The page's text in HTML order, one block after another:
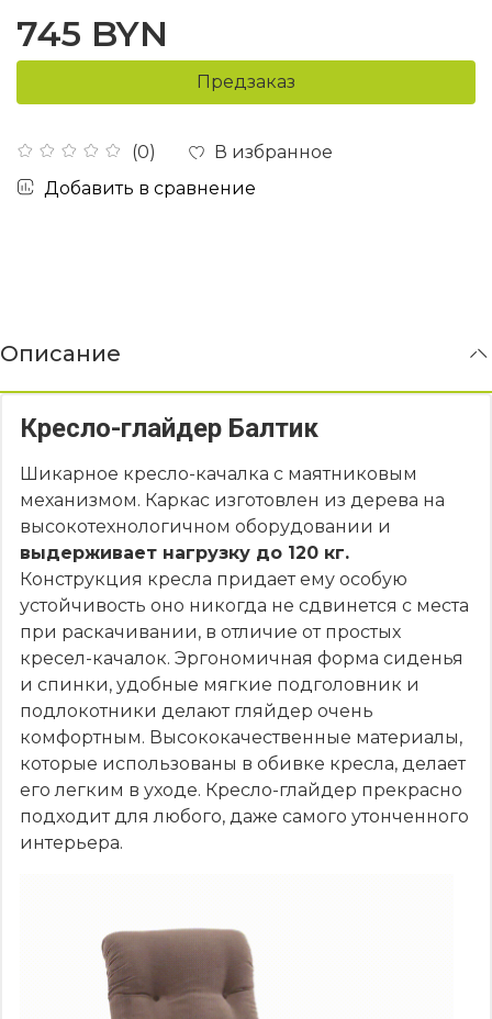
(0)
В избранное
Добавить в сравнение
745 BYN
Предзаказ
Описание
Кресло-глайдер Балтик
Шикарное кресло-качалка с маятниковым
механизмом. Каркас изготовлен из дерева на
высокотехнологичном оборудовании и
выдерживает нагрузку до 120 кг.
Конструкция кресла придает ему особую
устойчивость оно никогда не сдвинется с места
при раскачивании, в отличие от простых
кресел-качалок. Эргономичная форма сиденья
и спинки, удобные мягкие подголовник и
подлокотники делают гляйдер очень
комфортным. Высококачественные материалы,
которые использованы в обивке кресла, делает
его легким в уходе. Кресло-глайдер прекрасно
подходит для любого, даже самого утонченного
интерьера.